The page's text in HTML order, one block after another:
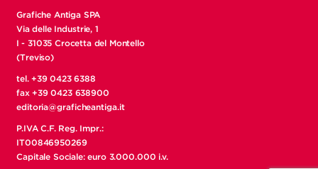
Grafiche Antiga SPA
Via delle Industrie, 1
I - 31035 Crocetta del Montello
(Treviso)
tel. +39 0423 6388
fax +39 0423 638900
editoria@graficheantiga.it
P.IVA C.F. Reg. Impr.:
IT00846950269
Capitale Sociale: euro 3.000.000 i.v.